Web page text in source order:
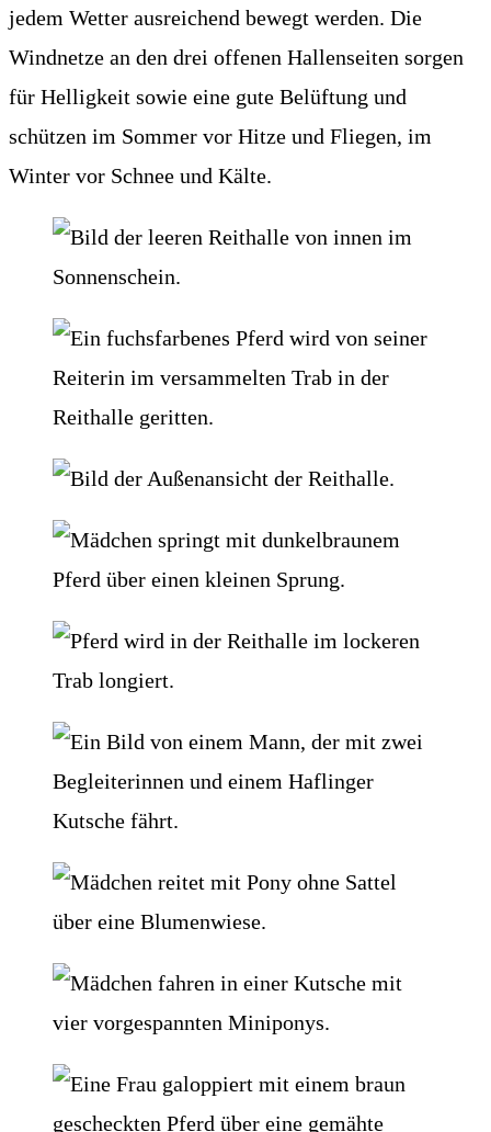
jedem Wetter ausreichend bewegt werden. Die
Windnetze an den drei offenen Hallenseiten sorgen
für Helligkeit sowie eine gute Belüftung und
schützen im Sommer vor Hitze und Fliegen, im
Winter vor Schnee und Kälte.